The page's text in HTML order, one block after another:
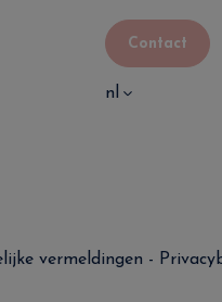
Contact
nl
vermeldingen -